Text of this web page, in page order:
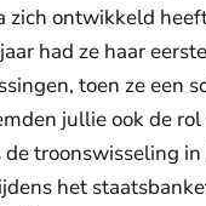
zich ontwikkeld
had ze haar
toen ze een
jullie ook de
troonswisseling
het